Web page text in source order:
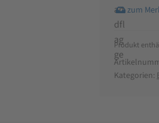
Produkt
Kategorien: